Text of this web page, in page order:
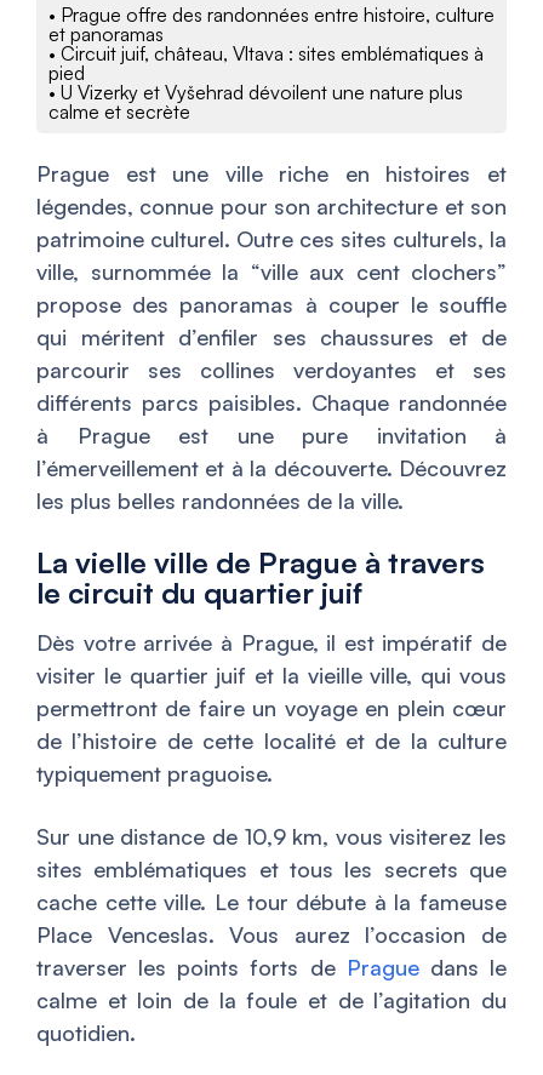
• Prague offre des randonnées entre histoire, culture
et panoramas
• Circuit juif, château, Vltava : sites emblématiques à
pied
• U Vizerky et Vyšehrad dévoilent une nature plus
calme et secrète
Prague est une ville riche en histoires et
légendes, connue pour son architecture et son
patrimoine culturel. Outre ces sites culturels, la
ville, surnommée la “ville aux cent clochers”
propose des panoramas à couper le souffle
qui méritent d’enfiler ses chaussures et de
parcourir ses collines verdoyantes et ses
différents parcs paisibles. Chaque randonnée
à Prague est une pure invitation à
l’émerveillement et à la découverte. Découvrez
les plus belles randonnées de la ville.
La vielle ville de Prague à travers
le circuit du quartier juif
Dès votre arrivée à Prague, il est impératif de
visiter le quartier juif et la vieille ville, qui vous
permettront de faire un voyage en plein cœur
de l’histoire de cette localité et de la culture
typiquement praguoise.
Sur une distance de 10,9 km, vous visiterez les
sites emblématiques et tous les secrets que
cache cette ville. Le tour débute à la fameuse
Place Venceslas. Vous aurez l’occasion de
traverser les points forts de Praguedans le
calme et loin de la foule et de l’agitation du
quotidien.